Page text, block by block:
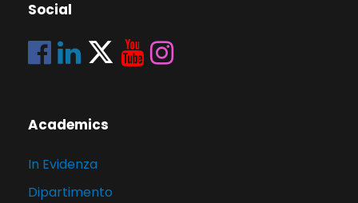
Social
Academics
In Evidenza
Dipartimento